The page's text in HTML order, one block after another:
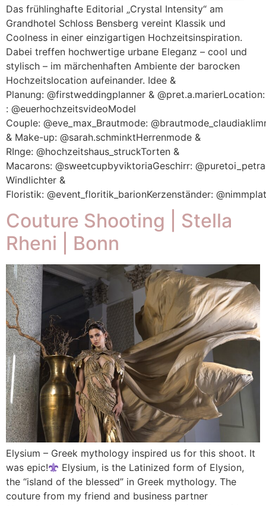
Das frühlinghafte Editorial „Crystal Intensity“ am
Grandhotel Schloss Bensberg vereint Klassik und
Coolness in einer einzigartigen Hochzeitsinspiration.
Dabei treffen hochwertige urbane Eleganz – cool und
stylisch – im märchenhaften Ambiente der barocken
Hochzeitslocation aufeinander. Idee &
Planung: @firstweddingplanner &
: @euerhochzeitsvideoModel
Couple: @eve_max_Brautmode:
& Make-up: @sarah.schminktHerrenmode &
RInge: @hochzeitshaus_struckTorten &
Macarons: @sweetcupbyviktoriaGeschirr:
Windlichter &
Floristik: @event_floritik_barionKerzenständer:
Couture Shooting | Stella
Rheni | Bonn
Elysium – Greek mythology inspired us for this shoot. It
was epic!
Elysium, is the Latinized form of Elysion,
the “island of the blessed” in Greek mythology. The
couture from my friend and business partner